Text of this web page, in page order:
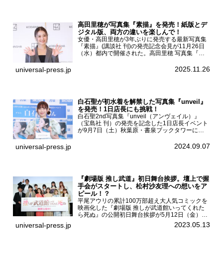
高田里穂が写真集『素描』を発売！紙版とデ
ジタル版、両方の違いを楽しんで！
女優・高田里穂が3年ぶりに発売する最新写真集
『素描』(講談社 刊)の発売記念会見が11月26日
（水）都内で開催された。高田里穂 写真集『素
あなたです』(読売テレビ)に出演するなど女優と
universal-press.jp 2025.11.26
白石聖が初水着を解禁した写真集『unveil』
を発売！1日店長にも挑戦！
白石聖2nd写真集『unveil（アンヴェイル）』
（宝島社 刊）の発売を記念した1日店長イベント
が9月7日（土）秋葉原・書泉ブックタワーにて
を記念し1日店長イベントを開催した本写真集は
universal-press.jp 2024.09.07
『劇場版 推し武道』初日舞台挨拶。壇上で握
手会がスタートし、松村沙友理への想いをア
ピール！？
平尾アウリの累計100万部超え大人気コミックを
映画化した『劇場版 推しが武道館いってくれた
ら死ぬ』の公開初日舞台挨拶が5月12日（金）新
宿バルト9で開催され、出演者の松村沙友理、中
村里帆、MOMO(@onefive)、KANO(@onefi...
universal-press.jp 2023.05.13